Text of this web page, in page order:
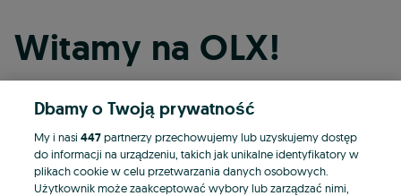
Witamy na OLX!
Kontynuuj przez Facebooka
Kontynuuj przez konto Apple
Dbamy o Twoją prywatność
My i nasi447partnerzy przechowujemy lub uzyskujemy dostęp
do informacji na urządzeniu, takich jak unikalne identyfikatory w
plikach cookie w celu przetwarzania danych osobowych.
Użytkownik może zaakceptować wybory lub zarządzać nimi,